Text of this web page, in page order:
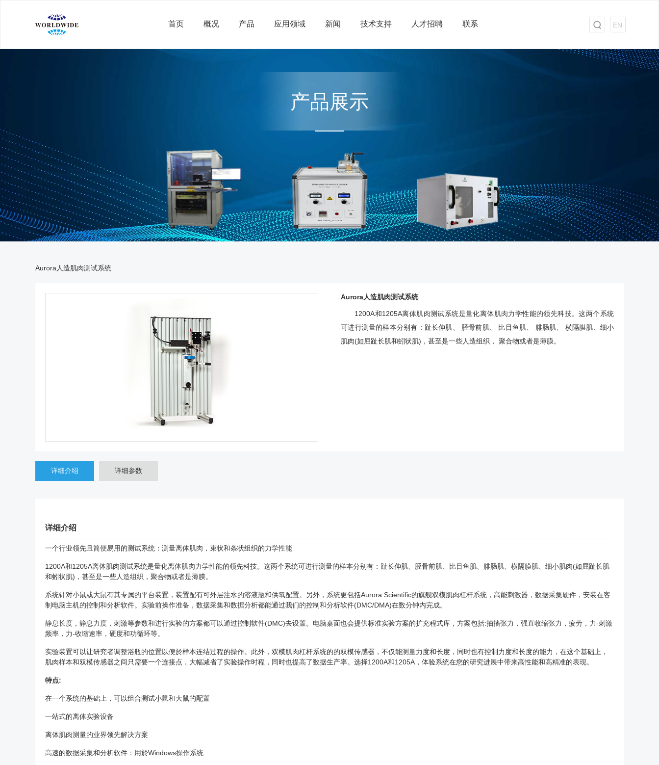
首页 概况 产品 应用领域 新闻 技术支持 人才招聘 联系 EN
产品展示
Aurora人造肌肉测试系统
Aurora人造肌肉测试系统
1200A和1205A离体肌肉测试系统是量化离体肌肉力学性能的领先科技。这两个系统
可进行测量的样本分别有：趾长伸肌、 胫骨前肌、 比目鱼肌、 腓肠肌、 横隔膜肌、细小
肌肉(如屈趾长肌和蚓状肌)，甚至是一些人造组织， 聚合物或者是薄膜。
详细介绍 详细参数
详细介绍
一个行业领先且简便易用的测试系统：测量离体肌肉，束状和条状组织的力学性能
1200A和1205A离体肌肉测试系统是量化离体肌肉力学性能的领先科技。这两个系统可进行测量的样本分别有：趾长伸肌、胫骨前肌、比目鱼肌、腓肠肌、横隔膜肌、细小肌肉(如屈趾长肌
和蚓状肌)，甚至是一些人造组织，聚合物或者是薄膜。
系统针对小鼠或大鼠有其专属的平台装置，装置配有可外层注水的溶液瓶和供氧配置。另外，系统更包括Aurora Scientific的旗舰双模肌肉杠杆系统，高能刺激器，数据采集硬件，安装在客
制电脑主机的控制和分析软件。实验前操作准备，数据采集和数据分析都能通过我们的控制和分析软件(DMC/DMA)在数分钟内完成。
静息长度，静息力度，刺激等参数和进行实验的方案都可以通过控制软件(DMC)去设置。电脑桌面也会提供标准实验方案的扩充程式库，方案包括:抽搐张力，强直收缩张力，疲劳，力-刺激
频率，力-收缩速率，硬度和功循环等。
实验装置可以让研究者调整浴瓶的位置以便於样本连结过程的操作。此外，双模肌肉杠杆系统的的双模传感器，不仅能测量力度和长度，同时也有控制力度和长度的能力，在这个基础上，
肌肉样本和双模传感器之间只需要一个连接点，大幅减省了实验操作时程，同时也提高了数据生产率。选择1200A和1205A，体验系统在您的研究进展中带来高性能和高精准的表现。
特点:
在一个系统的基础上，可以组合测试小鼠和大鼠的配置
一站式的离体实验设备
离体肌肉测量的业界领先解决方案
高速的数据采集和分析软件：用於Windows操作系统